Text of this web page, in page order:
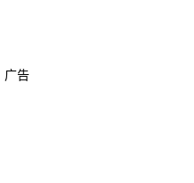
广告